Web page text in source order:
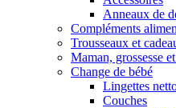
Anneaux de
Compléments
Trousseaux et
Maman, grossesse
Change de bébé
Lingettes
Couches